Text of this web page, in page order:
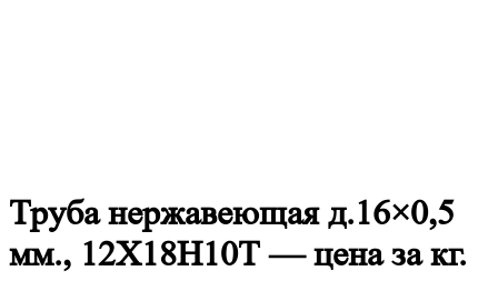
Трубанержавеющая д.16×0,5
мм., 12Х18Н10Т — цена за кг.